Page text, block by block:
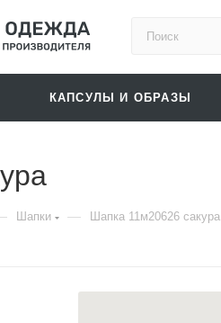
КАПСУЛЫ И ОБРАЗЫ
Шапки — Шапка 11м20626 сакура